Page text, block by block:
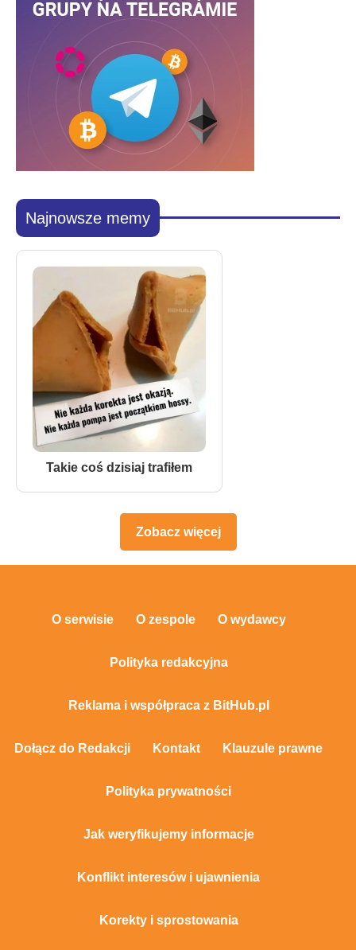
Najnowsze memy
Takie coś dzisiaj trafiłem
Zobacz więcej
O serwisie O zespole O wydawcy
Polityka redakcyjna
Reklama i współpraca z BitHub.pl
Dołącz do Redakcji Kontakt Klauzule prawne
Polityka prywatności
Jak weryfikujemy informacje
Konflikt interesów i ujawnienia
Korekty i sprostowania